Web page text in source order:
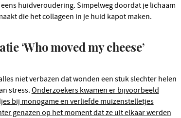
huidveroudering. Simpelweg doordat je lichaam
die het collageen in je huid kapot maken.
‘Who moved my cheese’
niet verbazen dat wonden een stuk slechter helen
stress.Onderzoekers kwamen er bijvoorbeeld
bij monogame en verliefde muizenstelletjes
genazen op het moment dat ze uit elkaar werden